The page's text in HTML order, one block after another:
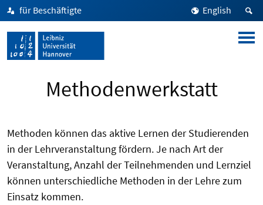
für Beschäftigte English
Methodenwerkstatt
Methoden können das aktive Lernen der Studierenden
in der Lehrveranstaltung fördern. Je nach Art der
Veranstaltung, Anzahl der Teilnehmenden und Lernziel
können unterschiedliche Methoden in der Lehre zum
Einsatz kommen.